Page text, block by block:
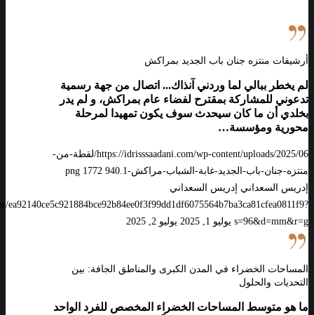
أرشيفات
جنان
باب
الجديد
بمراكش
أرشيفات منتزه جنان باب الجديد بمراكش
لم يخطر ببالي لما وردني آنذاك... اتصال من جهة رسمية
تدعوني للمشاركة بمقترح لفضاء عام بمراكش، و لم يدر
بخلدي أن ما كان سيحدث سوف يكون تمهيدا لمرحلة
محورية ومؤسسة…
https://idrisssaadani.com/wp-content/uploads/2025/06/لقطة-من-
منتزه-جنان-باب-الجديد-غابة-الشباب-مراكش-1.png
1772 940
إدريس السعداني إدريس السعداني
ea92140ce5c921884bce92b84ee0f3f99dd1df6075564b7ba3ca81cfea0811f9?
s=96&d=mm&r=g يوليو 1, 2025
يوليو 2, 2025
المساحات
في
المدن
الكبرى
المساحات الخضراء في المدن الكبرى والمناطق الجافة: بين
التحديات والحلول
ما هو متوسط المساحات الخضراء المخصص للفرد الواحد